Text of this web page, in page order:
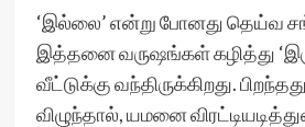
‘இல்லை’ என்று போனது தெய்வ
இத்தனை வருஷங்கள் கழித்து
வீட்டுக்கு வந்திருக்கிறது.
விழுந்தால், யமனை